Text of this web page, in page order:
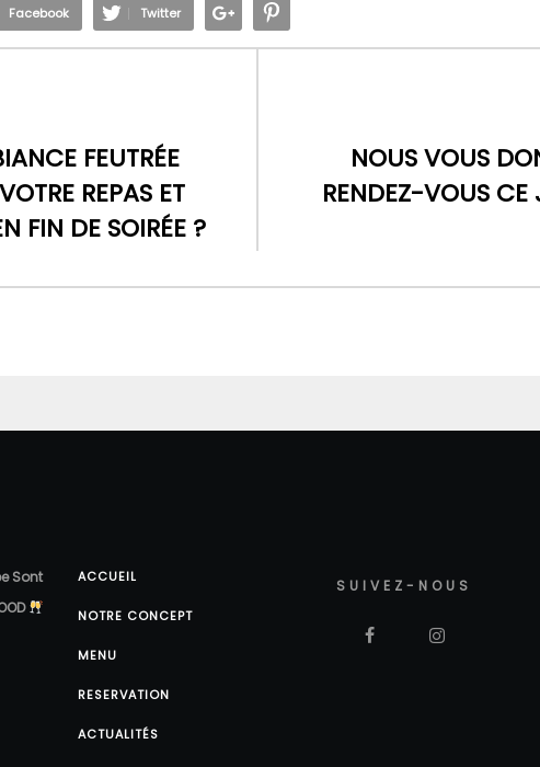
Facebook Twitter
FEUTRÉE
REPAS ET
FIN DE SOIRÉE ?
NOUS VOUS
RENDEZ-VOUS CE
Sont
ACCUEIL
NOTRE CONCEPT
MENU
RESERVATION
ACTUALITÉS
SUIVEZ-NOUS